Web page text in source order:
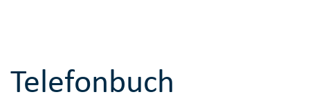
Telefonbuch